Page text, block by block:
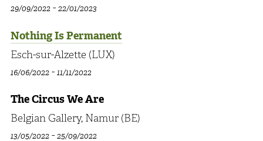
29/09/2022 -22/01/2023
Nothing Is Permanent
Esch-sur-Alzette (LUX)
16/06/2022 -11/11/2022
The Circus We Are
Belgian Gallery, Namur (BE)
13/05/2022 -25/09/2022